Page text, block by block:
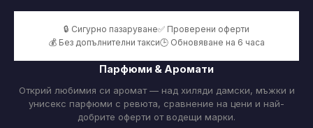
🔒 Сигурно пазаруване✅ Проверени оферти
💰 Без допълнителни такси🕒 Обновяване на 6 часа
Парфюми & Аромати
Открий любимия си аромат — над хиляди дамски, мъжки и
унисекс парфюми с ревюта, сравнение на цени и най-
добрите оферти от водещи марки.